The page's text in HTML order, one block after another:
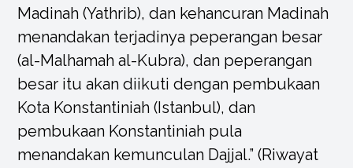
Madinah (Yathrib), dan kehancuran Madinah
menandakan terjadinya peperangan besar
(al-Malhamah al-Kubra), dan peperangan
besar itu akan diikuti dengan pembukaan
Kota Konstantiniah (Istanbul), dan
pembukaan Konstantiniah pula
menandakan kemunculan Dajjal.” (Riwayat